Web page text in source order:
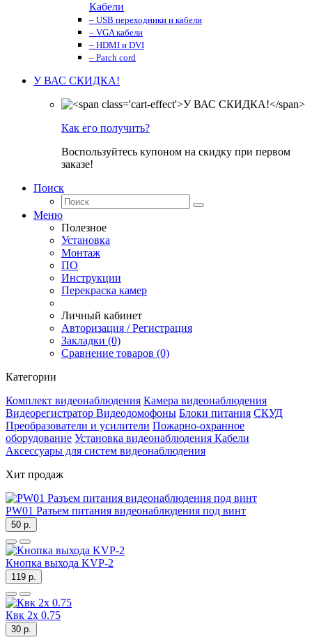
Кабели
– USB переходники и кабели
– VGA кабели
– HDMI и DVI
– Patch cord
У ВАС СКИДКА!
Как его получить?
Воспользуйтесь купоном на скидку при первом
заказе!
Поиск
Меню
Полезное
Установка
Монтаж
ПО
Инструкции
Перекраска камер
Личный кабинет
Авторизация / Регистрация
Закладки (0)
Сравнение товаров (0)
Категории
Комплект видеонаблюдения Камера видеонаблюдения
Видеорегистратор Видеодомофоны Блоки питания СКУД
Преобразователи и усилители Пожарно-охранное
оборудование Установка видеонаблюдения Кабели
Аксессуары для систем видеонаблюдения
Хит продаж
PW01 Разъем питания видеонаблюдения под винт
50 р.
Кнопка выхода KVP-2
119 р.
Квк 2х 0.75
30 р.